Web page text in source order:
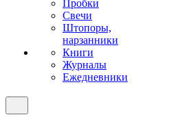
Пробки
Свечи
Штопоры,
нарзанники
Книги
Журналы
Ежедневники